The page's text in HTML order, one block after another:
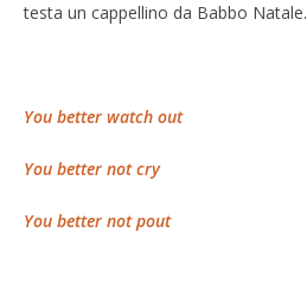
testa un cappellino da Babbo Natale.
You better watch out
You better not cry
You better not pout